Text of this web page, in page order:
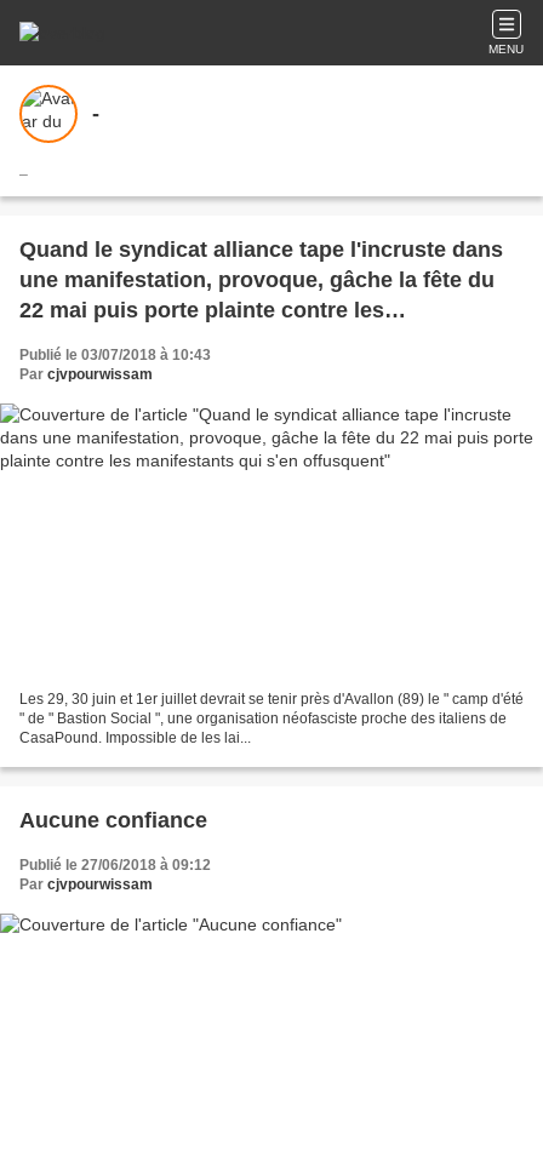
MENU
-
Quand le syndicat alliance tape l'incruste dans
une manifestation, provoque, gâche la fête du
22 mai puis porte plainte contre les
manifestants qui s'en offusquent
Publié le 03/07/2018 à 10:43
Par cjvpourwissam
Les 29, 30 juin et 1er juillet devrait se tenir près d'Avallon (89) le " camp d'été
" de " Bastion Social ", une organisation néofasciste proche des italiens de
CasaPound. Impossible de les lai...
Aucune confiance
Publié le 27/06/2018 à 09:12
Par cjvpourwissam